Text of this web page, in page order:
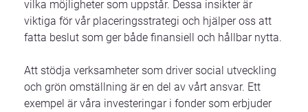
vilka möjligheter som uppstår. Dessa insikter är
viktiga för vår placeringsstrategi och hjälper oss att
fatta beslut som ger både finansiell och hållbar nytta.
Att stödja verksamheter som driver social utveckling
och grön omställning är en del av vårt ansvar. Ett
exempel är våra investeringar i fonder som erbjuder